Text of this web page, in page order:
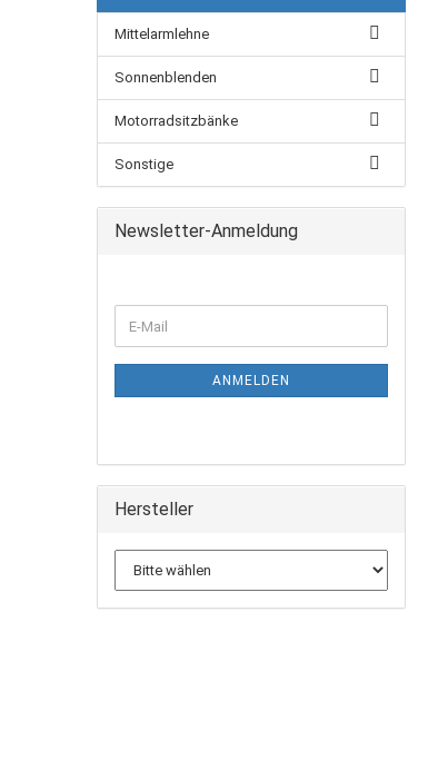
Mittelarmlehne
Sonnenblenden
Motorradsitzbänke
Sonstige
Newsletter-Anmeldung
ZUR
E-
Mail
ANMELDEN
Hersteller